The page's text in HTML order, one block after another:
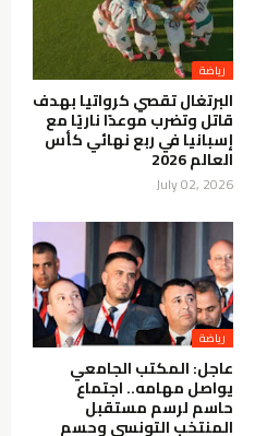
رياضة
البرتغال تقصي كرواتيا بهدف
قاتل وتضرب موعدًا ناريًا مع
إسبانيا في ربع نهائي كأس
العالم 2026
July 02, 2026
رياضة
عاجل: المكتب الجامعي
يواصل مهامه.. اجتماع
حاسم لرسم مستقبل
المنتخب التونسي وحسم